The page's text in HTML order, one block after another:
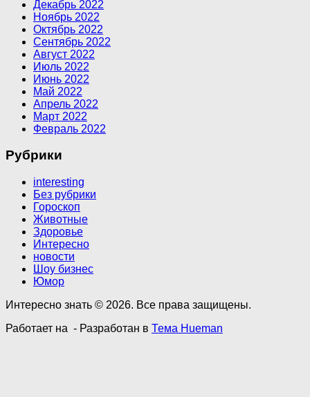
Декабрь 2022
Ноябрь 2022
Октябрь 2022
Сентябрь 2022
Август 2022
Июль 2022
Июнь 2022
Май 2022
Апрель 2022
Март 2022
Февраль 2022
Рубрики
interesting
Без рубрики
Гороскоп
Животные
Здоровье
Интересно
новости
Шоу бизнес
Юмор
Интересно знать © 2026. Все права защищены.
Работает на - Разработан в Тема Hueman